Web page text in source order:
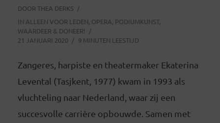
DOOR THEA DERKS
IN ALLEEN VOOR LEDEN, OPERA, PODIUMKUNST,
WAARDEER & DONEER!
21 JANUARI 2020
9 MINUTEN LEESTIJD
Zangeres, harpiste en theatermaker Ekaterina
Levental (Tasjkent, 1977) kwam in 1993 als
vluchteling naar Nederland, waar zij een
succesvolle carrière opbouwde. Samen met